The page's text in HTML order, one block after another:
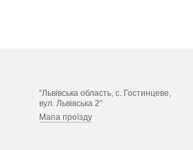
"Львівська область, с. Гостинцеве,
вул. Львівська 2"
Мапа проїзду